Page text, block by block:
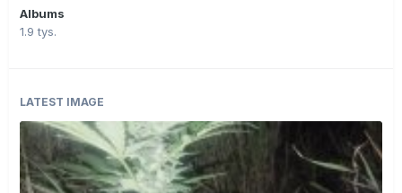
Albums
1.9 tys.
LATEST IMAGE